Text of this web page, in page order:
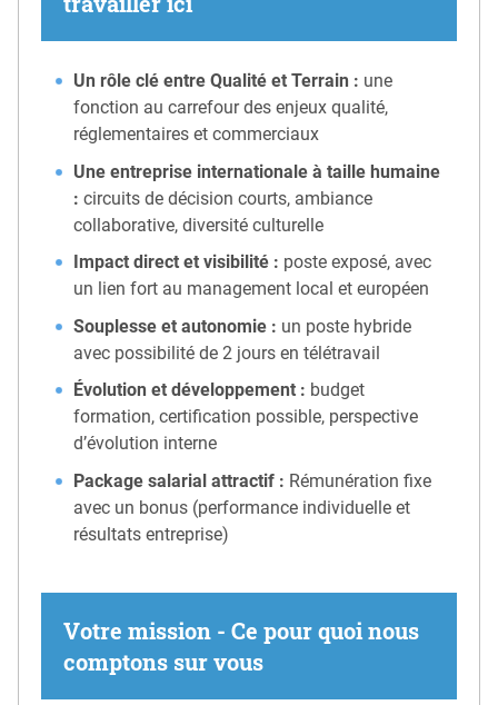
Un rôle clé entre Qualité et Terrain : une
fonction au carrefour des enjeux qualité,
réglementaires et commerciaux
Une entreprise internationale à taille humaine
: circuits de décision courts, ambiance
collaborative, diversité culturelle
Impact direct et visibilité : poste exposé, avec
un lien fort au management local et européen
Souplesse et autonomie : un poste hybride
avec possibilité de 2 jours en télétravail
Évolution et développement : budget
formation, certification possible, perspective
d’évolution interne
Package salarial attractif : Rémunération fixe
avec un bonus (performance individuelle et
résultats entreprise)
Votre mission - Ce pour quoi nous
comptons sur vous